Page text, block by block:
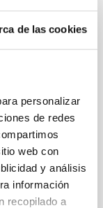
de las cookies
personalizar
de redes
web con
y análisis
información
recopilado a
Cloud and
magnetic
and the
showed
random